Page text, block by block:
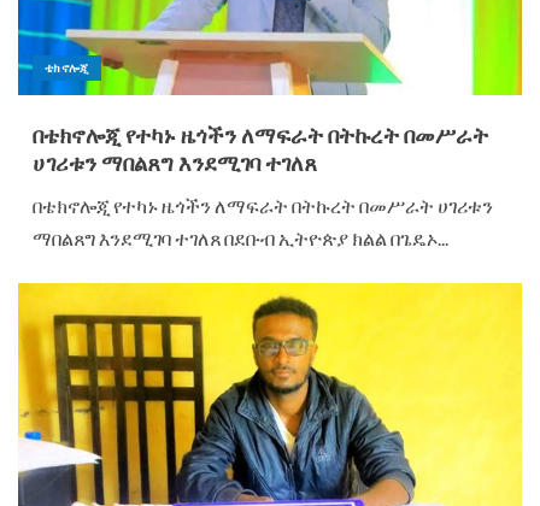
ቴክኖሎጂ
በቴክኖሎጂ የተካኑ ዜጎችን ለማፍራት በትኩረት በመሥራት
ሀገሪቱን ማበልጸግ እንደሚገባ ተገለጸ
በቴክኖሎጂ የተካኑ ዜጎችን ለማፍራት በትኩረት በመሥራት ሀገሪቱን
ማበልጸግ እንደሚገባ ተገለጸ በደቡብ ኢትዮጵያ ክልል በጌዴኦ...